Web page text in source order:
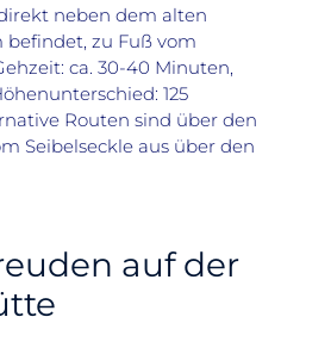
neben dem alten
zu Fuß vom
ca. 30-40 Minuten,
125
Routen sind über den
Seibelseckle aus über den
auf der